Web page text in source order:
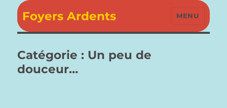
Foyers Ardents MENU
Catégorie : Un peu de
douceur…